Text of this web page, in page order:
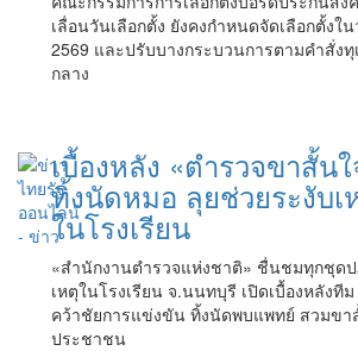
เลื่อนวันเลือกตั้ง ยังคงกำหนดจัดเลือกตั้งใ
2569 และปรับบางกระบวนการตามคำสั่ง
กลาง
เบื้องหลัง «ตำรวจขาสั้น
ทิ้งนัดหมอ ลุยช่วยระงับเ
ในโรงเรียน
«สำนักงานตำรวจแห่งชาติ» ชื่นชมทุกชุดป
เหตุในโรงเรียน จ.นนทบุรี เปิดเบื้องหลังที
คว้าชัยการแข่งขัน ทิ้งนัดพบแพทย์ สวมขา
ประชาชน